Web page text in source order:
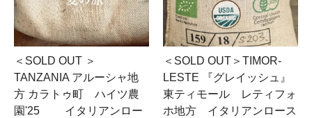
＜SOLD OUT ＞
TANZANIA アルーシャ地
方 カラトゥ町 ハイツ農
園'25 イタリアンロー
＜SOLD OUT＞TIMOR-
LESTE 『グレイッシュ』
東ティモール レティフォ
ホ地方 イタリアンロース